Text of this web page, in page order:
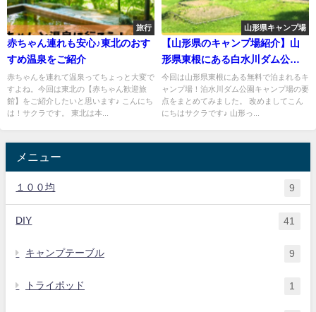
旅行
赤ちゃん連れも安心♪東北のおす
すめ温泉をご紹介
赤ちゃんを連れて温泉ってちょっと大変で
すよね。今回は東北の【赤ちゃん歓迎旅
館】をご紹介したいと思います♪ こんにち
は！サクラです。 東北は本...
山形県キャンプ場
【山形県のキャンプ場紹介】山
形県東根にある白水川ダム公園
キャンプ場
今回は山形県東根にある無料で泊まれるキ
ャンプ場！泊水川ダム公園キャンプ場の要
点をまとめてみました。 改めましてこん
にちはサクラです♪ 山形っ...
メニュー
１００均 9
DIY 41
キャンプテーブル 9
トライポッド 1